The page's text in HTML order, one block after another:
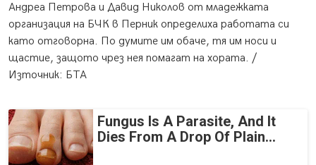
Андреа Петрова и Давид Николов от младежката
организация на БЧК в Перник определиха работата си
като отговорна. По думите им обаче, тя им носи и
щастие, защото чрез нея помагат на хората. /
Източник: БТА
Fungus Is A Parasite, And It
Dies From A Drop Of Plain...